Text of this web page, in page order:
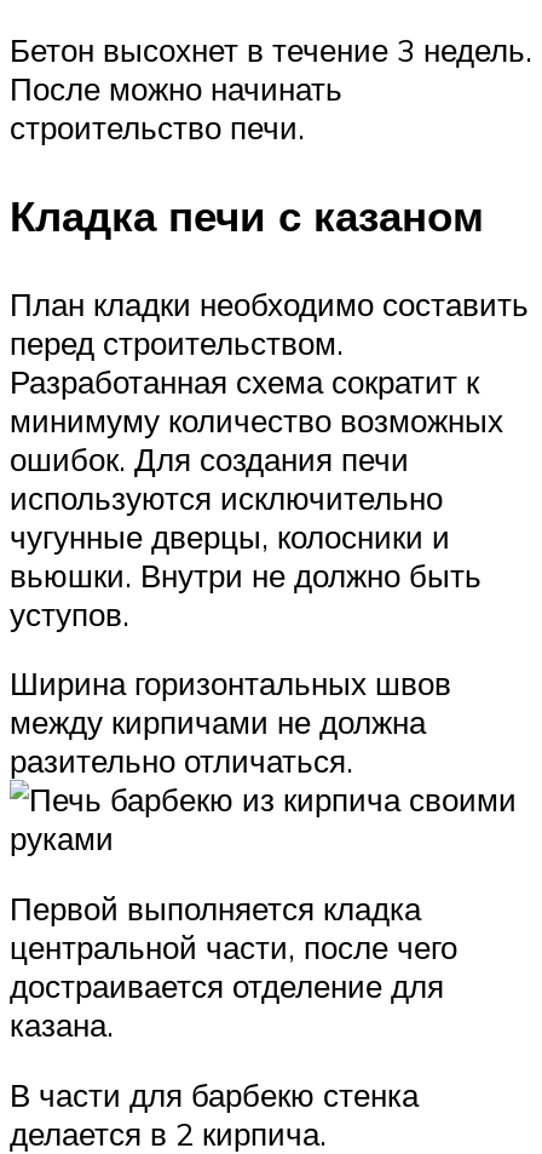
Бетон высохнет в течение 3 недель.
После можно начинать
строительство печи.
Кладка печи с казаном
План кладки необходимо составить
перед строительством.
Разработанная схема сократит к
минимуму количество возможных
ошибок. Для создания печи
используются исключительно
чугунные дверцы, колосники и
вьюшки. Внутри не должно быть
уступов.
Ширина горизонтальных швов
между кирпичами не должна
разительно отличаться.
Первой выполняется кладка
центральной части, после чего
достраивается отделение для
казана.
В части для барбекю стенка
делается в 2 кирпича.